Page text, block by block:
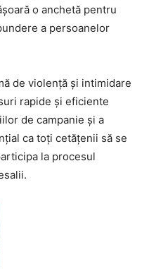
o anchetă pentru
a persoanelor
de violență și intimidare
rapide și eficiente
de campanie și a
ca toți cetățenii să se
la procesul